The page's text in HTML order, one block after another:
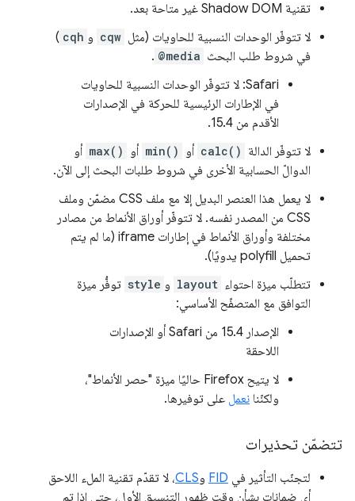
تقنية Shadow DOM غير متاحة بعد.
لا تتوفّر الوحدات النسبية للحاويات (مثل cqw و cqh
)
في شروط طلب البحث @media
.
Safari: لا تتوفّر الوحدات النسبية للحاويات
في الإطارات الرئيسية للحركة في الإصدارات
الأقدم من 15.4.
لا تتوفّر الدالة calc() أو min() أو max() أو
الدوالّ الحسابية الأخرى في شروط طلبات البحث إلى الآن.
لا يعمل هذا العنصر البديل إلا مع ملف CSS مضمّن وملف
CSS من المصدر نفسه. لا تتوفّر أوراق الأنماط من مصادر
مختلفة وأوراق الأنماط في إطارات iframe (ما لم يتم
تحميل polyfill يدويًا).
تتطلّب ميزة احتواء layout و style توفُّر ميزة
التوافق مع المتصفّح الأساسي:
الإصدار 15.4 من Safari أو الإصدارات
اللاحقة
لا يتيح Firefox حاليًا ميزة "حصر الأنماط"،
ولكنّنا نعمل على توفيرها.
تتضمّن تحذيرات
لتجنّب التأثير في FID وCLS، لا تقدّم تقنية الملء اللاحق
أي ضمانات بشأن وقت ظهور التنسيق الأول، حتى إذا تم